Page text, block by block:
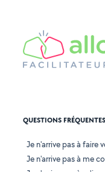
QUESTIONS
Je n'arrive pas à faire
Je n'arrive pas à me